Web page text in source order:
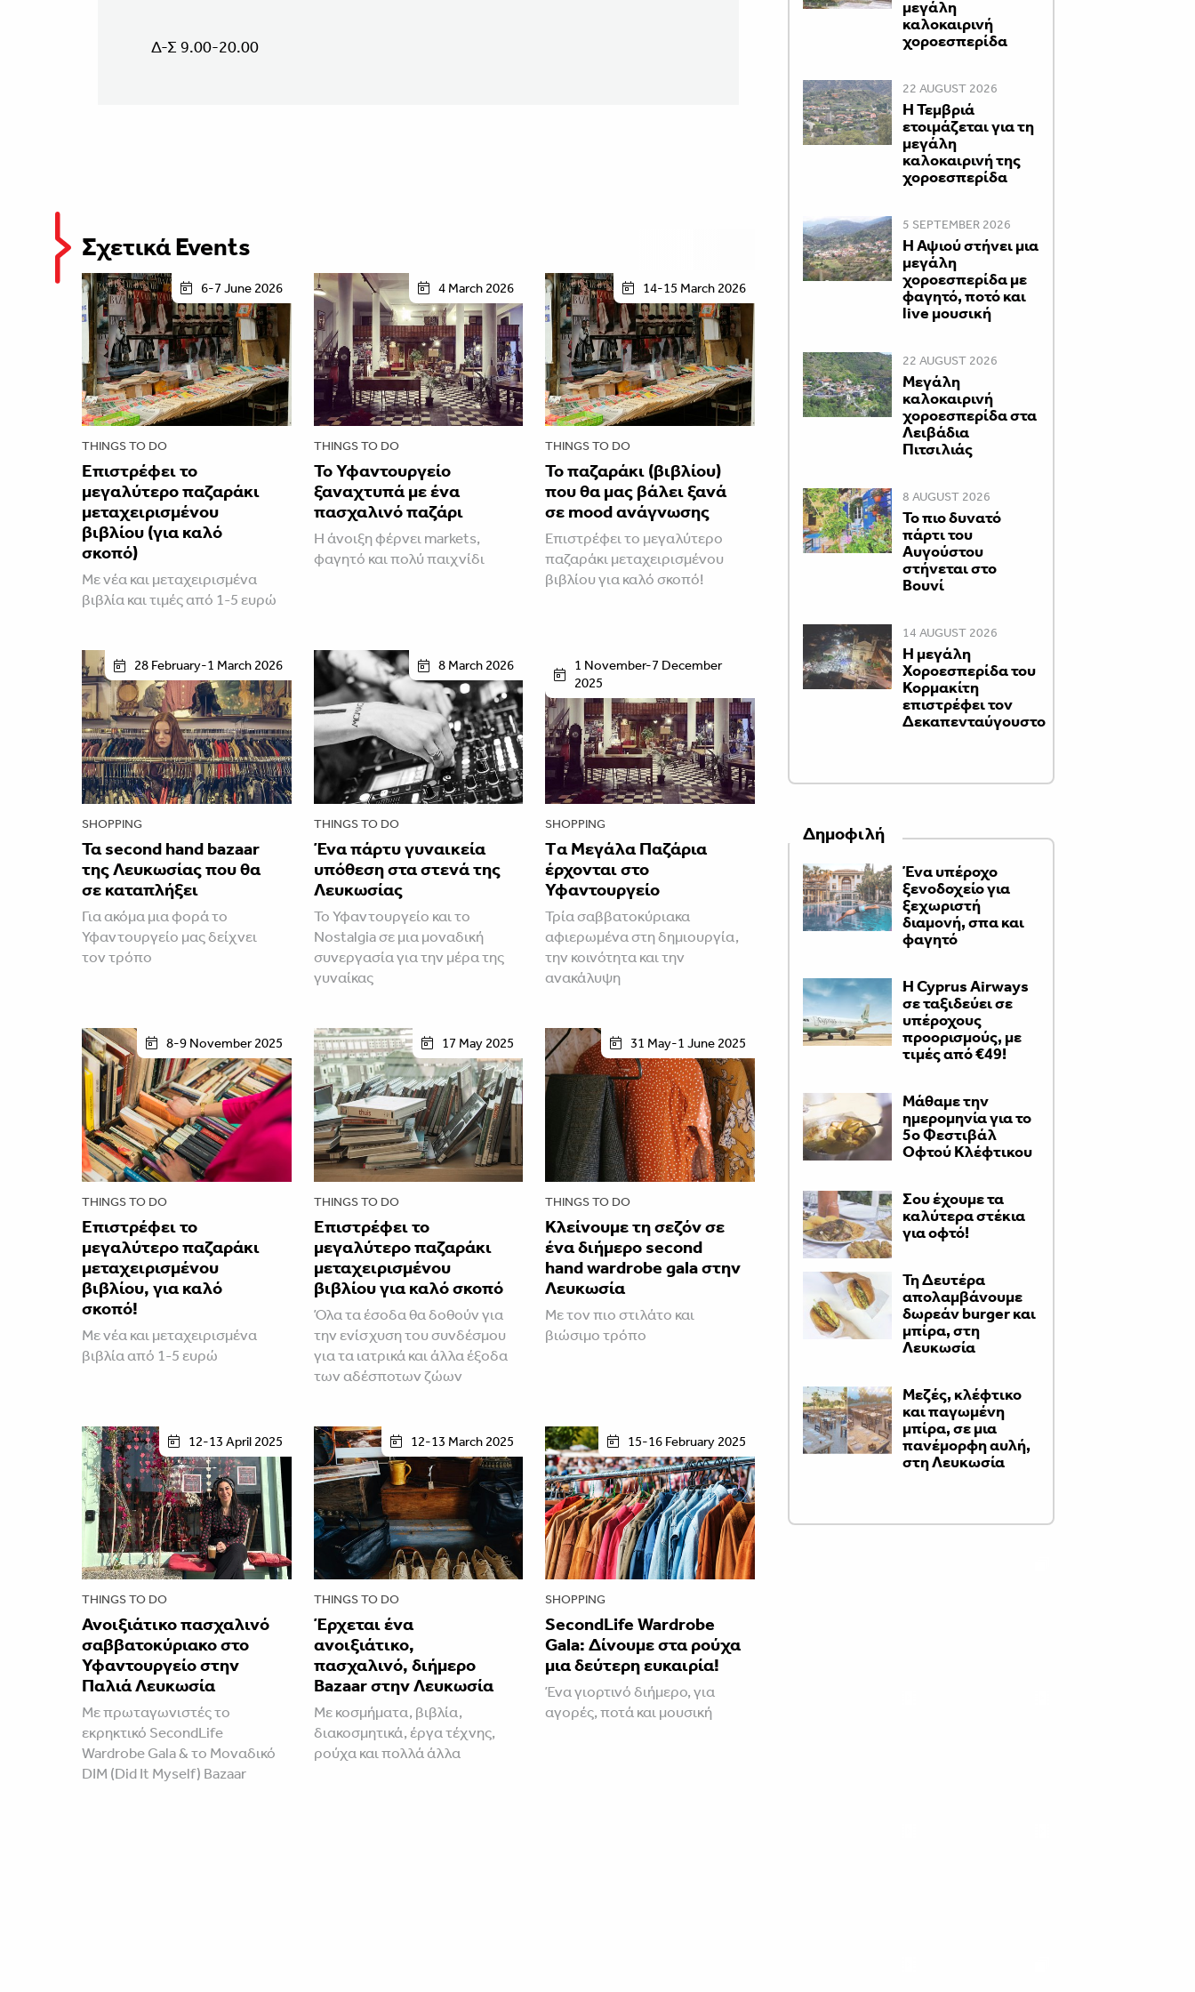
Δ-Σ 9.00-20.00
Σχετικά Events
6-7 June 2026
THINGS TO DO
Επιστρέφει το
μεγαλύτερο παζαράκι
μεταχειρισμένου
βιβλίου (για καλό
σκοπό)
Με νέα και μεταχειρισμένα
βιβλία και τιμές από 1-5 ευρώ
4 March 2026
THINGS TO DO
Το Υφαντουργείο
ξαναχτυπά με ένα
πασχαλινό παζάρι
Η άνοιξη φέρνει markets,
φαγητό και πολύ παιχνίδι
14-15 March 2026
THINGS TO DO
Το παζαράκι (βιβλίου)
που θα μας βάλει ξανά
σε mood ανάγνωσης
Επιστρέφει το μεγαλύτερο
παζαράκι μεταχειρισμένου
βιβλίου για καλό σκοπό!
28 February-1 March 2026
SHOPPING
Τα second hand bazaar
της Λευκωσίας που θα
σε καταπλήξει
Για ακόμα μια φορά το
Υφαντουργείο μας δείχνει
τον τρόπο
8 March 2026
THINGS TO DO
Ένα πάρτυ γυναικεία
υπόθεση στα στενά της
Λευκωσίας
Το Υφαντουργείο και το
Nostalgia σε μια μοναδική
συνεργασία για την μέρα της
γυναίκας
1 November-7 December
2025
SHOPPING
Tα Μεγάλα Παζάρια
έρχονται στο
Υφαντουργείο
Τρία σαββατοκύριακα
αφιερωμένα στη δημιουργία,
την κοινότητα και την
ανακάλυψη
8-9 November 2025
THINGS TO DO
Επιστρέφει το
μεγαλύτερο παζαράκι
μεταχειρισμένου
βιβλίου, για καλό
σκοπό!
Με νέα και μεταχειρισμένα
βιβλία από 1-5 ευρώ
17 May 2025
THINGS TO DO
Επιστρέφει το
μεγαλύτερο παζαράκι
μεταχειρισμένου
βιβλίου για καλό σκοπό
Όλα τα έσοδα θα δοθούν για
την ενίσχυση του συνδέσμου
για τα ιατρικά και άλλα έξοδα
των αδέσποτων ζώων
31 May-1 June 2025
THINGS TO DO
Κλείνουμε τη σεζόν σε
ένα διήμερο second
hand wardrobe gala στην
Λευκωσία
Με τον πιο στιλάτο και
βιώσιμο τρόπο
12-13 April 2025
THINGS TO DO
Ανοιξιάτικο πασχαλινό
σαββατοκύριακο στο
Υφαντουργείο στην
Παλιά Λευκωσία
Με πρωταγωνιστές το
εκρηκτικό SecondLife
Wardrobe Gala & το Μοναδικό
DIM (Did It Myself) Bazaar
12-13 March 2025
THINGS TO DO
Έρχεται ένα
ανοιξιάτικο,
πασχαλινό, διήμερο
Bazaar στην Λευκωσία
Με κοσμήματα, βιβλία,
διακοσμητικά, έργα τέχνης,
ρούχα και πολλά άλλα
15-16 February 2025
SHOPPING
SecondLife Wardrobe
Gala: Δίνουμε στα ρούχα
μια δεύτερη ευκαιρία!
Ένα γιορτινό διήμερο, για
αγορές, ποτά και μουσική
μεγάλη
καλοκαιρινή
χοροεσπερίδα
22 AUGUST 2026
Η Τεμβριά
ετοιμάζεται για τη
μεγάλη
καλοκαιρινή της
χοροεσπερίδα
5 SEPTEMBER 2026
Η Αψιού στήνει μια
μεγάλη
χοροεσπερίδα με
φαγητό, ποτό και
live μουσική
22 AUGUST 2026
Μεγάλη
καλοκαιρινή
χοροεσπερίδα στα
Λειβάδια
Πιτσιλιάς
8 AUGUST 2026
Το πιο δυνατό
πάρτι του
Αυγούστου
στήνεται στο
Βουνί
14 AUGUST 2026
Η μεγάλη
Χοροεσπερίδα του
Κορμακίτη
επιστρέφει τον
Δεκαπενταύγουστο
Δημοφιλή
Ένα υπέροχο
ξενοδοχείο για
ξεχωριστή
διαμονή, σπα και
φαγητό
H Cyprus Airways
σε ταξιδεύει σε
υπέροχους
προορισμούς, με
τιμές από €49!
Μάθαμε την
ημερομηνία για το
5ο Φεστιβάλ
Οφτού Κλέφτικου
Σου έχουμε τα
καλύτερα στέκια
για οφτό!
Τη Δευτέρα
απολαμβάνουμε
δωρεάν burger και
μπίρα, στη
Λευκωσία
Μεζές, κλέφτικο
και παγωμένη
μπίρα, σε μια
πανέμορφη αυλή,
στη Λευκωσία